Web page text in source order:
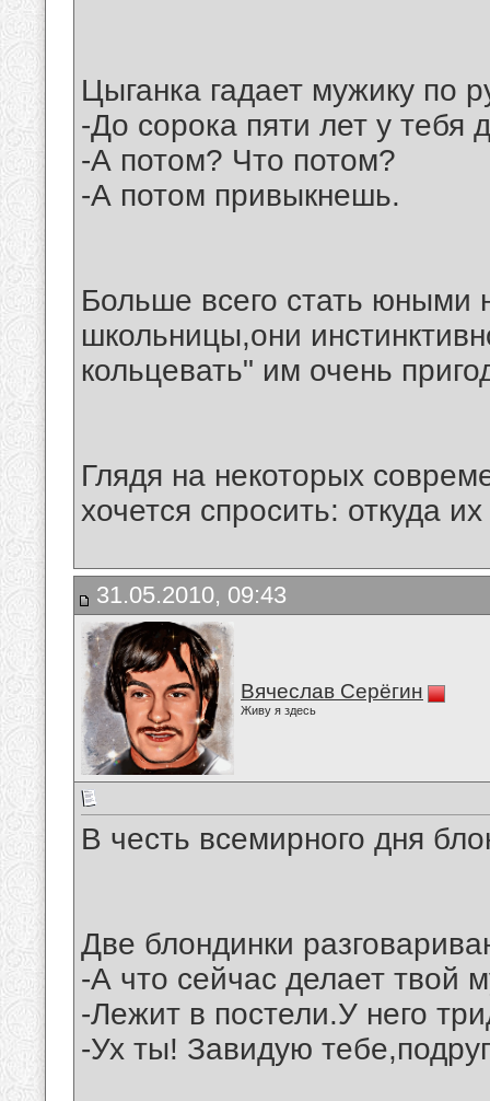
Цыганка гадает мужику по
-До сорока пяти лет у тебя
-А потом? Что потом?
-А потом привыкнешь.
Больше всего стать юными
школьницы,они
кольцевать" им очень
Глядя на некоторых
хочется спросить: откуда
31.05.2010, 09:43
Вячеслав Серёгин
Живу я здесь
В честь всемирного дня
Две блондинки
-А что сейчас делает твой
-Лежит в постели.У него
-Ух ты! Завидую